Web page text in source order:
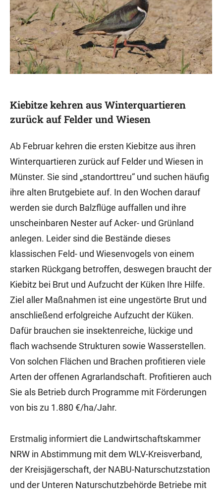
Kiebitze kehren aus Winterquartieren
zurück auf Felder und Wiesen
Ab Februar kehren die ersten Kiebitze aus ihren
Winterquartieren zurück auf Felder und Wiesen in
Münster. Sie sind „standorttreu“ und suchen häufig
ihre alten Brutgebiete auf. In den Wochen darauf
werden sie durch Balzflüge auffallen und ihre
unscheinbaren Nester auf Acker- und Grünland
anlegen. Leider sind die Bestände dieses
klassischen Feld- und Wiesenvogels von einem
starken Rückgang betroffen, deswegen braucht der
Kiebitz bei Brut und Aufzucht der Küken Ihre Hilfe.
Ziel aller Maßnahmen ist eine ungestörte Brut und
anschließend erfolgreiche Aufzucht der Küken.
Dafür brauchen sie insektenreiche, lückige und
flach wachsende Strukturen sowie Wasserstellen.
Von solchen Flächen und Brachen profitieren viele
Arten der offenen Agrarlandschaft. Profitieren auch
Sie als Betrieb durch Programme mit Förderungen
von bis zu 1.880 €/ha/Jahr.
Erstmalig informiert die Landwirtschaftskammer
NRW in Abstimmung mit dem WLV-Kreisverband,
der Kreisjägerschaft, der NABU-Naturschutzstation
und der Unteren Naturschutzbehörde Betriebe mit